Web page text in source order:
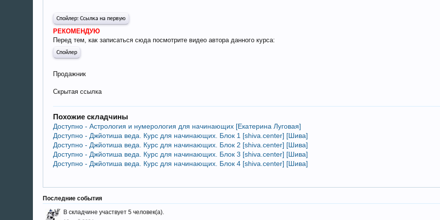
Спойлер:Ссылка на первую
РЕКОМЕНДУЮ
Перед тем, как записаться сюда посмотрите видео автора данного курса:
Спойлер
Продажник
Скрытая ссылка
Похожие складчины
Доступно - Астрология и нумерология для начинающих [Екатерина Луговая]
Доступно - Джйотиша веда. Курс для начинающих. Блок 1 [shiva.center] [Шива]
Доступно - Джйотиша веда. Курс для начинающих. Блок 2 [shiva.center] [Шива]
Доступно - Джйотиша веда. Курс для начинающих. Блок 3 [shiva.center] [Шива]
Доступно - Джйотиша веда. Курс для начинающих. Блок 4 [shiva.center] [Шива]
Последние события
В складчине участвует 5 человек(а).